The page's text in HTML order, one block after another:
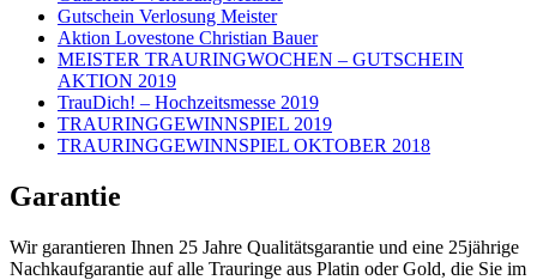
Gutschein Verlosung Meister
Aktion Lovestone Christian Bauer
MEISTER TRAURINGWOCHEN – GUTSCHEIN
AKTION 2019
TrauDich! – Hochzeitsmesse 2019
TRAURINGGEWINNSPIEL 2019
TRAURINGGEWINNSPIEL OKTOBER 2018
Garantie
Wir garantieren Ihnen 25 Jahre Qualitätsgarantie und eine 25jährige
Nachkaufgarantie auf alle Trauringe aus Platin oder Gold, die Sie im